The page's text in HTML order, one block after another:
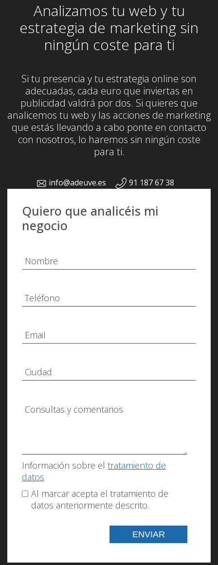
Analizamos tu web y tu
estrategia de marketing sin
ningún coste para ti
Si tu presencia y tu estrategia online son
adecuadas, cada euro que inviertas en
publicidad valdrá por dos. Si quieres que
analicemos tu web y las acciones de marketing
que estás llevando a cabo ponte en contacto
con nosotros, lo haremos sin ningún coste
para ti.
info@adeuve.es 91 187 67 38
Quiero que analicéis mi
negocio
Información sobre el tratamiento de
datos
Al marcar acepta el tratamiento de
datos anteriormente descrito.